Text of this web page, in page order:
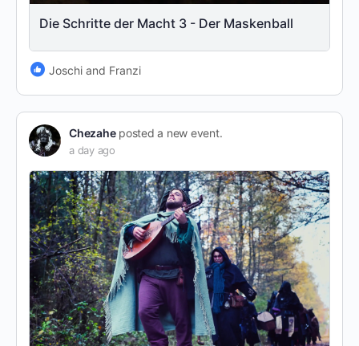
Die Schritte der Macht 3 - Der Maskenball
Joschi and Franzi
Chezaheposted a new event.
a day ago